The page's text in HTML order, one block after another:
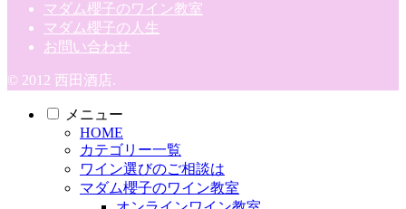
マダム櫻子のワイン教室
マダム櫻子の人生
お問い合わせ
© 2012 西田酒店.
メニュー
HOME
カテゴリー一覧
ワイン選びのご相談は
マダム櫻子のワイン教室